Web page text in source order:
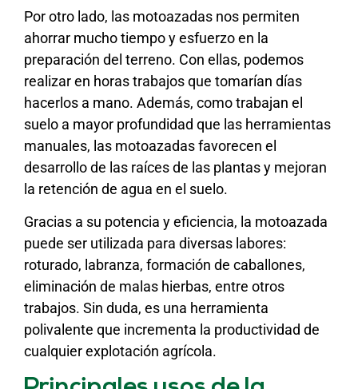
Por otro lado, las motoazadas nos permiten
ahorrar mucho tiempo y esfuerzo en la
preparación del terreno. Con ellas, podemos
realizar en horas trabajos que tomarían días
hacerlos a mano. Además, como trabajan el
suelo a mayor profundidad que las herramientas
manuales, las motoazadas favorecen el
desarrollo de las raíces de las plantas y mejoran
la retención de agua en el suelo.
Gracias a su potencia y eficiencia, la motoazada
puede ser utilizada para diversas labores:
roturado, labranza, formación de caballones,
eliminación de malas hierbas, entre otros
trabajos. Sin duda, es una herramienta
polivalente que incrementa la productividad de
cualquier explotación agrícola.